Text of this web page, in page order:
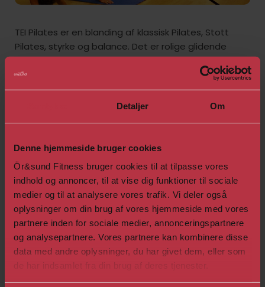
Detaljer Om
Denne hjemmeside bruger cookies
Ör&sund Fitness bruger cookies til at tilpasse vores
indhold og annoncer, til at vise dig funktioner til sociale
medier og til at analysere vores trafik. Vi deler også
oplysninger om din brug af vores hjemmeside med vores
partnere inden for sociale medier, annonceringspartnere
og analysepartnere. Vores partnere kan kombinere disse
data med andre oplysninger, du har givet dem, eller som
de har indsamlet fra din brug af deres tjenester.
​TEI Pilates er en blanding af klassisk Pilates, Stott
Pilates, styrke og balance. Det er rolige glidende
bevægelser udført med præcision. Der indgår
redskaber som elastikker, håndvægte, bodybare
m.m i træningen.
TEI Pilates styrker din holdning og smidighed. Der er
Det kræver, at man har en rimelig grundform og/eller
kendskab til Pilates øvelser.
Husk at medbringe et håndklæde, træningsmåtte
samt noget at drikke.
Besøg os på eller
finder billeder og videoer af dagligdagen, opslag